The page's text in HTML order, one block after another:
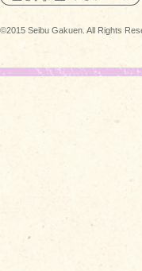
©2015 Seibu Gakuen. All Rights